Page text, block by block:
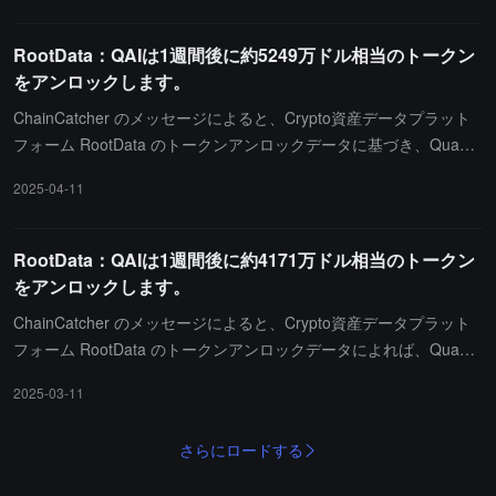
ック解除され、ロック解除価値は 2239 万ドルで、
流通量の 10.48% を占めます；ARB は 4 月 16 日に
1.23 億枚以上のトークンがロック解除され、ロック
解除価値は 3356 万ドルで、流通量の 1.24% を占め
ークンがロック解除され、ロック解除価値は 3122
月 18 日に 59.31 万枚以上のトークンがロック解除
され、ロック解除価値は 5249 万ドルで、流通量の
5.93% を占めます；TRUMP は 4 月 19 日に 4000
万枚のトークンがロック解除され、ロック解除価値
は 3.12 億ドルを超え、流通量の 4% を占めます。
RootData：QAIは1週間後に約5249万ドル相当のトークン
をアンロックします。
ChainCatcher のメッセージによると、Crypto資産データプラット
フォーム RootData のトークンアンロックデータに基づき、Quanti
ロックし、価値は約 5249 万ドルです。
2025-04-11
RootData：QAIは1週間後に約4171万ドル相当のトークン
をアンロックします。
ChainCatcher のメッセージによると、Crypto資産データプラット
フォーム RootData のトークンアンロックデータによれば、Quanti
ロックし、価値は約 4171 万ドルです。
2025-03-11
さらにロードする